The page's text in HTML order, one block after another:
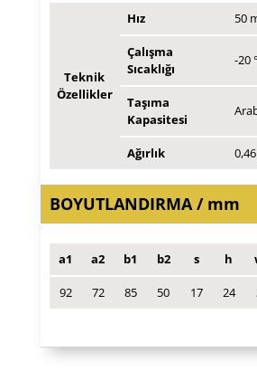
Teknik
Özellikler
Hız 50
Çalışma
Sıcaklığı
-20
Taşıma
Kapasitesi
Ağırlık
BOYUTLANDIRMA / mm
a1 a2 b1 b2 s h
92 72 85 50 17 24